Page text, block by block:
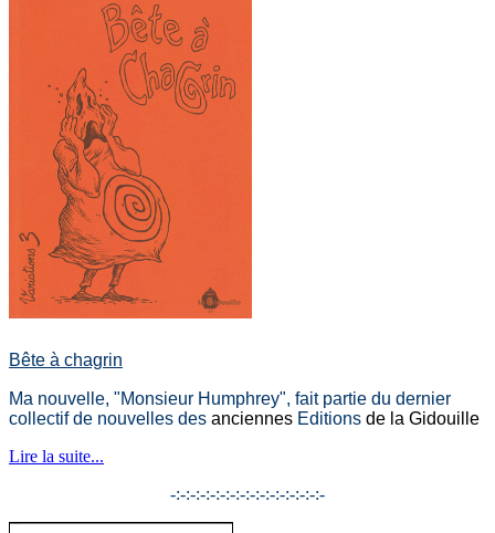
Bête à chagrin
Ma nouvelle, "Monsieur Humphrey", fait partie du dernier
collectif de nouvelles des anciennes Editions de la Gidouille
Lire la suite...
-:-:-:-:-:-:-:-:-:-:-:-:-:-:-:-